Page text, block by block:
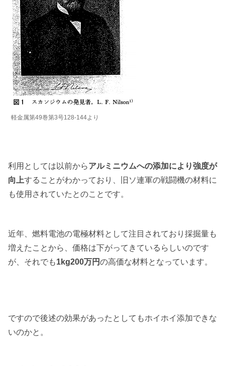
軽金属第49巻第3号128-144より
利用としては以前からアルミニウムへの添加により強度が
向上することがわかっており、旧ソ連軍の戦闘機の材料に
も使用されていたとのことです。
近年、燃料電池の電極材料として注目されており採掘量も
増えたことから、価格は下がってきているらしいのです
が、それでも1kg200万円の高価な材料となっています。
ですので後述の効果があったとしてもホイホイ添加できな
いのかと。